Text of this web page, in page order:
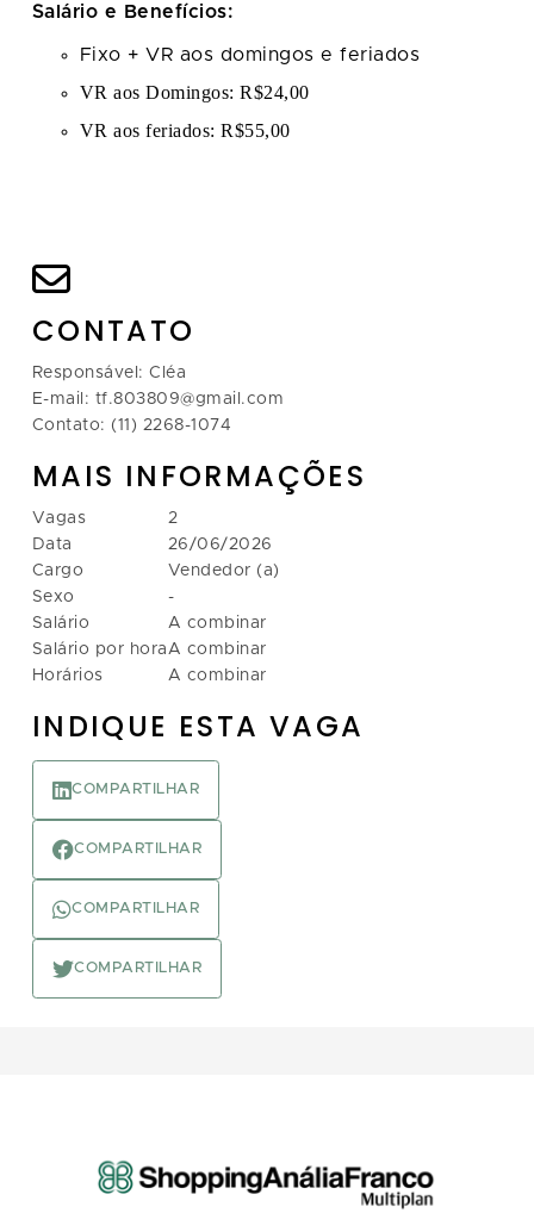
CONTATO
Responsável: Cléa
E-mail: tf.803809@gmail.com
Contato: (11) 2268-1074
MAIS INFORMAÇÕES
Vagas
Data
Cargo
Sexo
Salário
Salário por hora
Horários
2
26/06/2026
Vendedor (a)
-
A combinar
A combinar
A combinar
INDIQUE ESTA VAGA
COMPARTILHAR
COMPARTILHAR
COMPARTILHAR
COMPARTILHAR
Salário e Benefícios:
Fixo + VR aos domingos e feriados
VR aos Domingos: R$24,00
VR aos feriados:R$55,00